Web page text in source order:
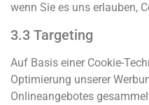
wenn Sie es uns erlauben,
3.3 Targeting
Auf Basis einer Cookie-
Optimierung unserer
Onlineangebotes